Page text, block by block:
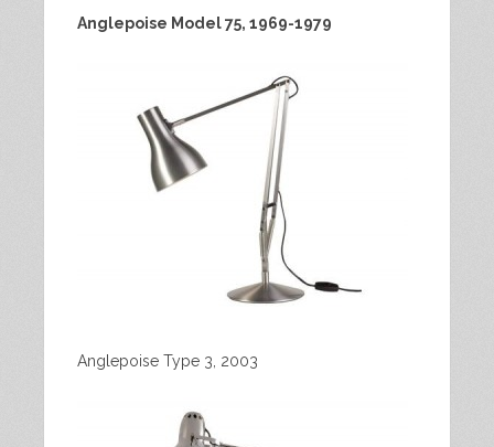
Anglepoise Model 75, 1969-1979
Anglepoise Type 3, 2003